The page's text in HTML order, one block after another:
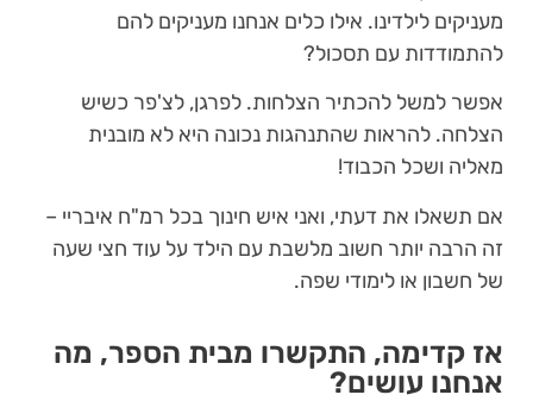
מעניקים לילדינו. אילו כלים אנחנו מעניקים להם
להתמודדות עם תסכול?
אפשר למשל להכתיר הצלחות. לפרגן, לצ'פר כשיש
הצלחה. להראות שהתנהגות נכונה היא לא מובנית
מאליה ושכל הכבוד!
אם תשאלו את דעתי, ואני איש חינוך בכל רמ"ח איבריי –
זה הרבה יותר חשוב מלשבת עם הילד על עוד חצי שעה
של חשבון או לימודי שפה.
אז קדימה, התקשרו מבית הספר, מה
אנחנו עושים?